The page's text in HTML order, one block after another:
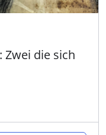
Zwei die sich